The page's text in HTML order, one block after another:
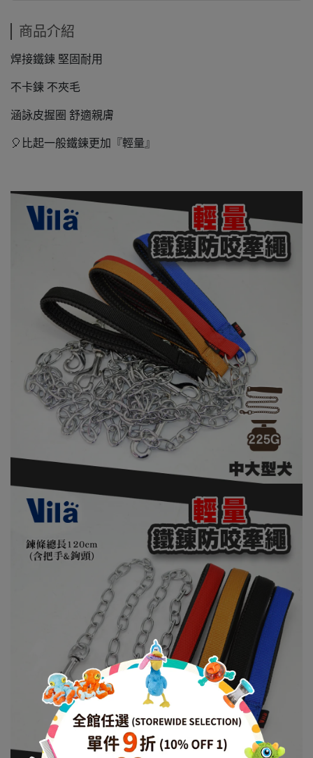
商品介紹
焊接鐵鍊 堅固耐用
不卡鍊 不夾毛
涵詠皮握圈 舒適親膚
🎈比起一般鐵鍊更加『輕量』